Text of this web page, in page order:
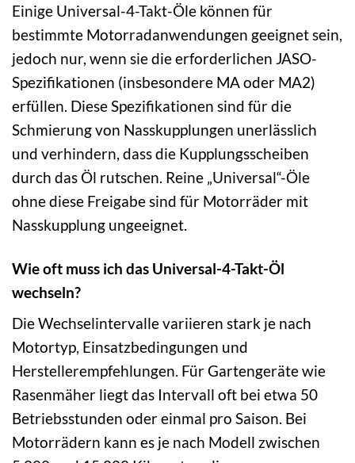
Einige Universal-4-Takt-Öle können für
bestimmte Motorradanwendungen geeignet sein,
jedoch nur, wenn sie die erforderlichen JASO-
Spezifikationen (insbesondere MA oder MA2)
erfüllen. Diese Spezifikationen sind für die
Schmierung von Nasskupplungen unerlässlich
und verhindern, dass die Kupplungsscheiben
durch das Öl rutschen. Reine „Universal“-Öle
ohne diese Freigabe sind für Motorräder mit
Nasskupplung ungeeignet.
Wie oft muss ich das Universal-4-Takt-Öl
wechseln?
Die Wechselintervalle variieren stark je nach
Motortyp, Einsatzbedingungen und
Herstellerempfehlungen. Für Gartengeräte wie
Rasenmäher liegt das Intervall oft bei etwa 50
Betriebsstunden oder einmal pro Saison. Bei
Motorrädern kann es je nach Modell zwischen